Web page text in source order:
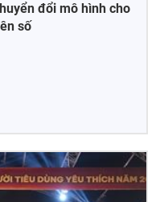
đổi mô hình cho
số